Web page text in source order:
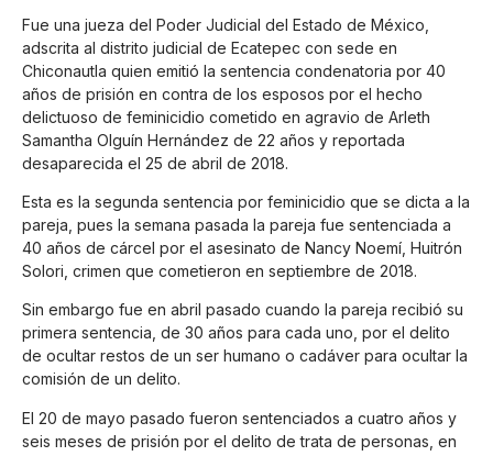
Fue una jueza del Poder Judicial del Estado de México,
adscrita al distrito judicial de Ecatepec con sede en
Chiconautla quien emitió la sentencia condenatoria por 40
años de prisión en contra de los esposos por el hecho
delictuoso de feminicidio cometido en agravio de Arleth
Samantha Olguín Hernández de 22 años y reportada
desaparecida el 25 de abril de 2018.
Esta es la segunda sentencia por feminicidio que se dicta a la
pareja, pues la semana pasada la pareja fue sentenciada a
40 años de cárcel por el asesinato de Nancy Noemí, Huitrón
Solori, crimen que cometieron en septiembre de 2018.
Sin embargo fue en abril pasado cuando la pareja recibió su
primera sentencia, de 30 años para cada uno, por el delito
de ocultar restos de un ser humano o cadáver para ocultar la
comisión de un delito.
El 20 de mayo pasado fueron sentenciados a cuatro años y
seis meses de prisión por el delito de trata de personas, en